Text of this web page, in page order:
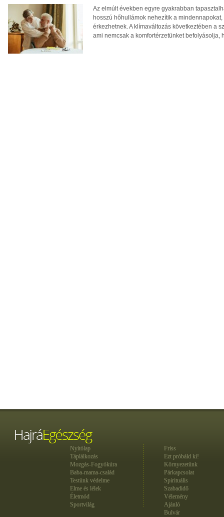
Az elmúlt években egyre gyakrabban
hosszú hőhullámok nehezítik a
érkezhetnek. A klímaváltozás következtében a
ami nemcsak a komfortérzetünket
Nyitólap
Táplálkozás
Mozgás-Fogyókúra
Baba-mama-család
Testünk védelme
Elme és lélek
Életmód
Sportvilág
Friss
Ezt próbáld ki!
Környezetünk
Párkapcsolat
Spirituális
Szabadidő
Vélemény
Ajánló
Bulvár